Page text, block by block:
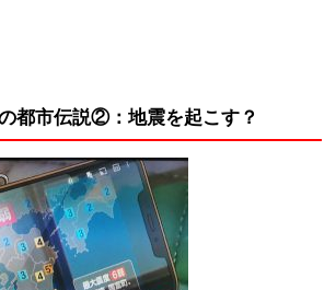
都市伝説②：地震を起こす？